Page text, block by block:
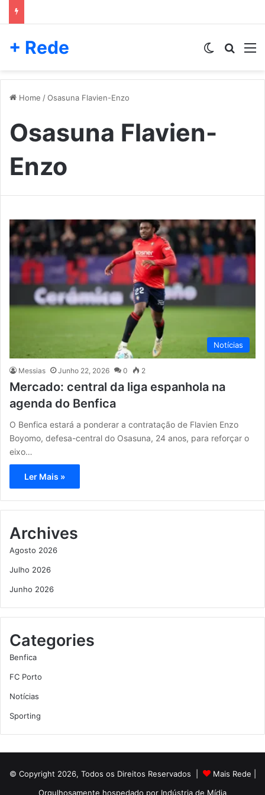
+ Rede Switch skin
Home /Osasuna Flavien-Enzo
Osasuna Flavien-
Enzo
Notícias
Messias Junho 22, 2026 0 2
Mercado: central da liga espanhola na
agenda do Benfica
O Benfica estará a ponderar a contratação de Flavien Enzo
Boyomo, defesa-central do Osasuna, 24 anos, para reforçar o
eixo…
Ler Mais »
Archives
Agosto 2026
Julho 2026
Junho 2026
Categories
Benfica
FC Porto
Notícias
Sporting
© Copyright 2026, Todos os Direitos Reservados | Mais Rede
Orgulhosamente hospedado por Indústria de Mídia